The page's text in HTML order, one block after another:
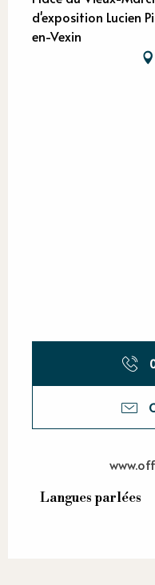
d'exposition Lucien
en-Vexin
Langues parlées
Langues parlées